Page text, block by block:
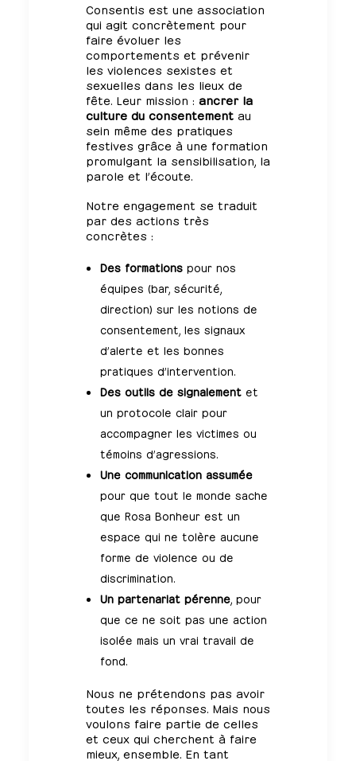
Consentis est une association
qui agit concrètement pour
faire évoluer les
comportements et prévenir
les violences sexistes et
sexuelles dans les lieux de
fête. Leur mission : ancrer la
culture du consentement au
sein même des pratiques
festives grâce à une formation
promulgant la sensibilisation, la
parole et l’écoute.
Notre engagement se traduit
par des actions très
concrètes :
Des formations pour nos
équipes (bar, sécurité,
direction) sur les notions de
consentement, les signaux
d’alerte et les bonnes
pratiques d’intervention.
Des outils de signalement et
un protocole clair pour
accompagner les victimes ou
témoins d’agressions.
Une communication assumée
pour que tout le monde sache
que Rosa Bonheur est un
espace qui ne tolère aucune
forme de violence ou de
discrimination.
Un partenariat pérenne , pour
que ce ne soit pas une action
isolée mais un vrai travail de
fond.
Nous ne prétendons pas avoir
toutes les réponses. Mais nous
voulons faire partie de celles
et ceux qui cherchent à faire
mieux, ensemble. En tant